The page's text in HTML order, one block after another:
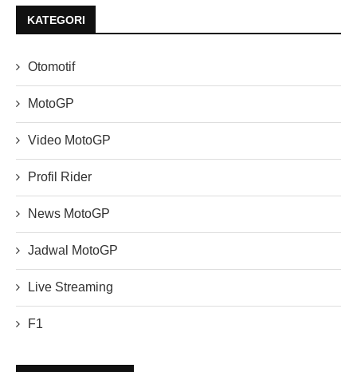
KATEGORI
Otomotif
MotoGP
Video MotoGP
Profil Rider
News MotoGP
Jadwal MotoGP
Live Streaming
F1